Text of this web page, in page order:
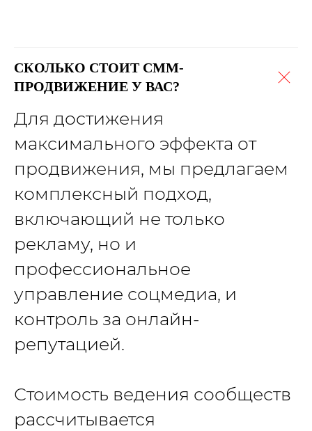
СКОЛЬКО СТОИТ СММ-
ПРОДВИЖЕНИЕ У ВАС?
Для достижения
максимального эффекта от
продвижения, мы предлагаем
комплексный подход,
включающий не только
рекламу, но и
профессиональное
управление соцмедиа, и
контроль за онлайн-
репутацией.
Стоимость ведения сообществ
рассчитывается